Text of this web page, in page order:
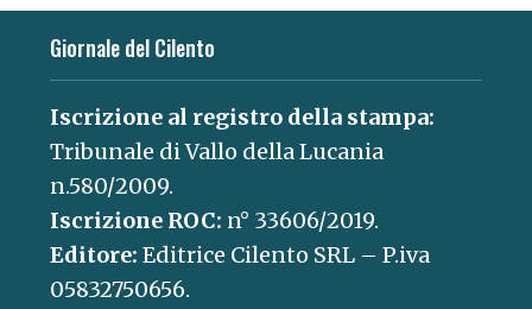
Giornale del Cilento
Iscrizione al registro della stampa:
Tribunale di Vallo della Lucania
n.580/2009.
Iscrizione ROC: n° 33606/2019.
Editore: Editrice Cilento SRL – P.iva
05832750656.